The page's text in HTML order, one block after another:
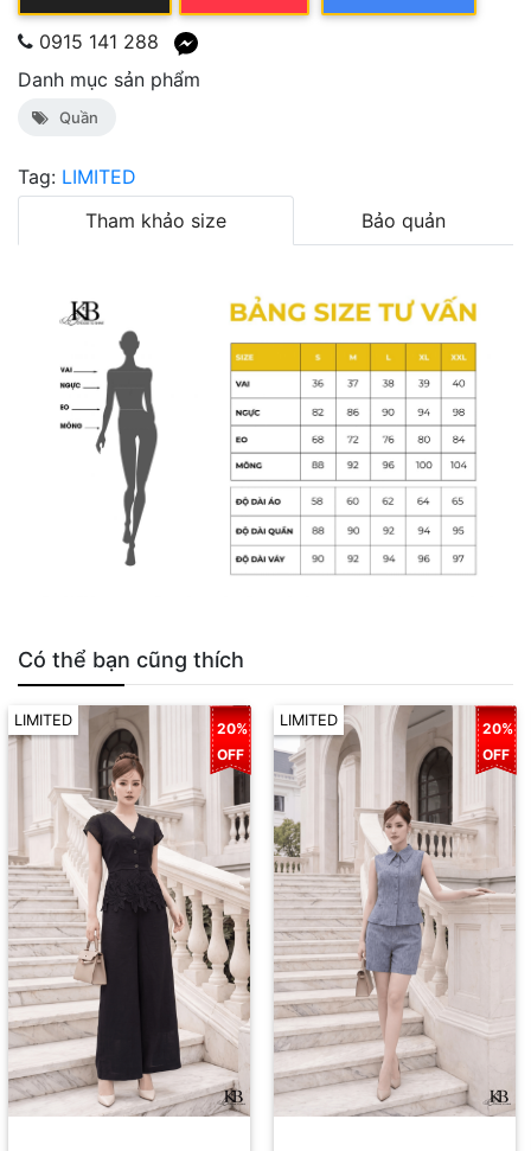
0915 141 288
Danh mục sản phẩm
Quần
Tag: LIMITED
Tham khảo size
Bảo quản
Có thể bạn cũng thích
LIMITED
20%
OFF
LIMITED
20%
OFF